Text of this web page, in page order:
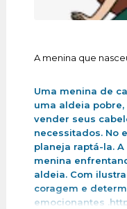
Uma menina de
uma aldeia
vender seus
necessitados. No
planeja raptá-la.
menina
aldeia. Com
coragem e
emocionantes